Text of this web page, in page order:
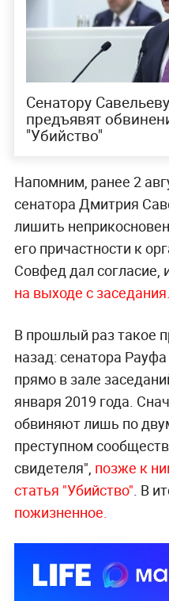
Сенатору
предъявят
"Убийство"
Напомним, ранее 2
сенатора Дмитрия
лишить
его причастности к
Совфед дал согласие,
на выходе с заседания.
В прошлый раз такое
назад: сенатора
прямо в зале
января 2019 года.
обвиняют лишь по
преступном
свидетеля", позже к
статья "Убийство" . В
пожизненное.